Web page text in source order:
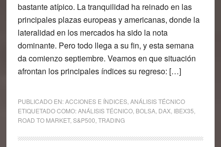
bastante atípico. La tranquilidad ha reinado en las
principales plazas europeas y americanas, donde la
lateralidad en los mercados ha sido la nota
dominante. Pero todo llega a su fin, y esta semana
da comienzo septiembre. Veamos en que situación
afrontan los principales índices su regreso: […]
PUBLICADO EN:ACCIONES E ÍNDICES, ANÁLISIS TÉCNICO
ETIQUETADO COMO:ANÁLISIS TÉCNICO, BOLSA, DAX, IBEX35
ROAD TO MARKET, S&P500 TRADING